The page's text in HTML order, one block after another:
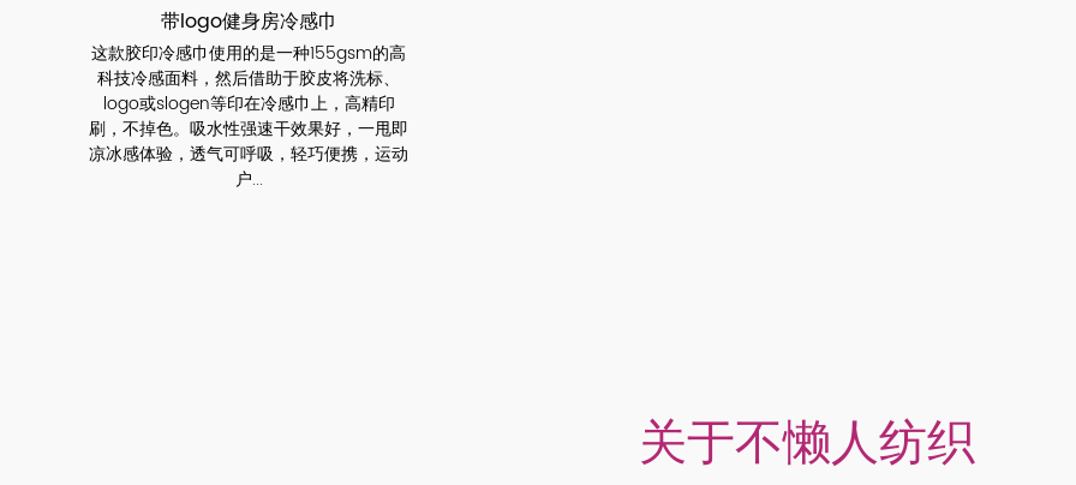
带logo健身房冷感巾
这款胶印冷感巾使用的是一种155gsm的高
科技冷感面料，然后借助于胶皮将洗标、
logo或slogen等印在冷感巾上，高精印
刷，不掉色。吸水性强速干效果好，一甩即
凉冰感体验，透气可呼吸，轻巧便携，运动
户...
关于不懒人纺织